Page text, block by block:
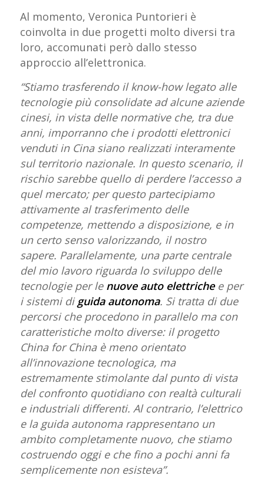
Al momento, Veronica Puntorieri è
coinvolta in due progetti molto diversi tra
loro, accomunati però dallo stesso
approccio all’elettronica.
“Stiamo trasferendo il know-how legato alle
tecnologie più consolidate ad alcune aziende
cinesi, in vista delle normative che, tra due
anni, imporranno che i prodotti elettronici
venduti in Cina siano realizzati interamente
sul territorio nazionale. In questo scenario, il
rischio sarebbe quello di perdere l’accesso a
quel mercato; per questo partecipiamo
attivamente al trasferimento delle
competenze, mettendo a disposizione, e in
un certo senso valorizzando, il nostro
sapere. Parallelamente, una parte centrale
del mio lavoro riguarda lo sviluppo delle
tecnologie per le nuove auto elettrichee per
i sistemi diguida autonoma. Si tratta di due
percorsi che procedono in parallelo ma con
caratteristiche molto diverse: il progetto
China for China è meno orientato
all’innovazione tecnologica, ma
estremamente stimolante dal punto di vista
del confronto quotidiano con realtà culturali
e industriali differenti. Al contrario, l’elettrico
e la guida autonoma rappresentano un
ambito completamente nuovo, che stiamo
costruendo oggi e che fino a pochi anni fa
semplicemente non esisteva”.